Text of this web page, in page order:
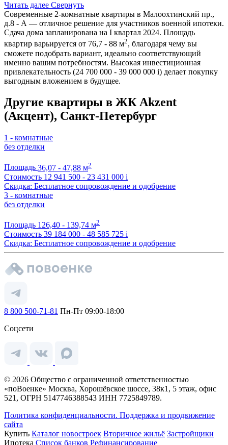
Читать далее Свернуть
Современные 2-комнатные квартиры в Малоохтинский пр.,
д.8 - А — отличное решение для участников военной ипотеки.
Сдача дома запланирована на I квартал 2024. Площадь
квартир варьируется от 76,7 - 88 м2, благодаря чему вы
сможете подобрать вариант, идеально соответствующий
именно вашим потребностям. Высокая инвестиционная
привлекательность (24 700 000 - 39 000 000 i) делает покупку
выгодным вложением в будущее.
Другие квартиры в ЖК Akzent
(Акцент), Санкт-Петербург
1 - комнатные
без отделки
Площадь 36,07 - 47,88 м2
Стоимость 12 941 500 - 23 431 000 i
Скидка: Бесплатное сопровождение и одобрение
3 - комнатные
без отделки
Площадь 126,40 - 139,74 м2
Стоимость 39 184 000 - 48 585 725 i
Скидка: Бесплатное сопровождение и одобрение
8 800 500-71-81 Пн-Пт 09:00-18:00
Соцсети
© 2026 Общество с ограниченной ответственностью
«поВоенке» Москва, Хорошёвское шоссе, 38к1, 5 этаж, офис
521, ОГРН 5147746388543 ИНН 7725849789.
Политика конфиденциальности. Поддержка и продвижение
сайта
Купить Каталог новостроек Вторичное жильё Застройщики
Ипотека Список банков Рефинансирование